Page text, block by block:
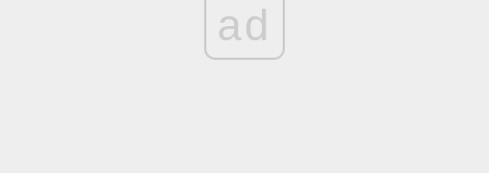
ad